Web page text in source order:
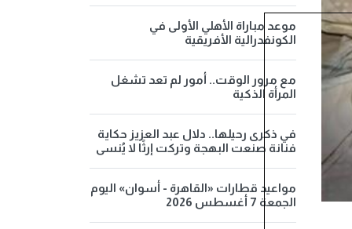
موعد مباراة الأهلي الأولى في
الكونفدرالية الأفريقية
مع مرور الوقت.. أمور لم تعد تشغل
المرأة الذكية
في ذكرى رحيلها.. دلال عبد العزيز حكاية
فنانة صنعت البهجة وتركت إرثًا لا يُنسى
مواعيد قطارات «القاهرة - أسوان» اليوم
الجمعة 7 أغسطس 2026